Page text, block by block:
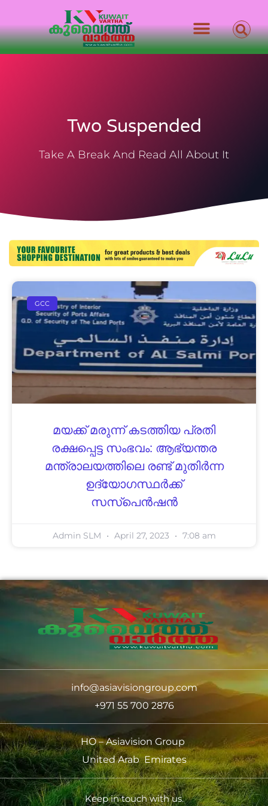
Two Suspended
Take A Break And Read All About It
GCC
മയക്ക് മരുന്ന് കടത്തിയ പ്രതി
രക്ഷപ്പെട്ട സംഭവം: ആഭ്യന്തര
മന്ത്രാലയത്തിലെ രണ്ട് മുതിർന്ന
ഉദ്യോഗസ്ഥർക്ക്
സസ്‌പെൻഷൻ
Admin SLM April 27, 2023 7:08 am
info@asiavisiongroup.com
+971 55 700 2876
HO – Asiavision Group
United Arab Emirates
Keep in touch with us.